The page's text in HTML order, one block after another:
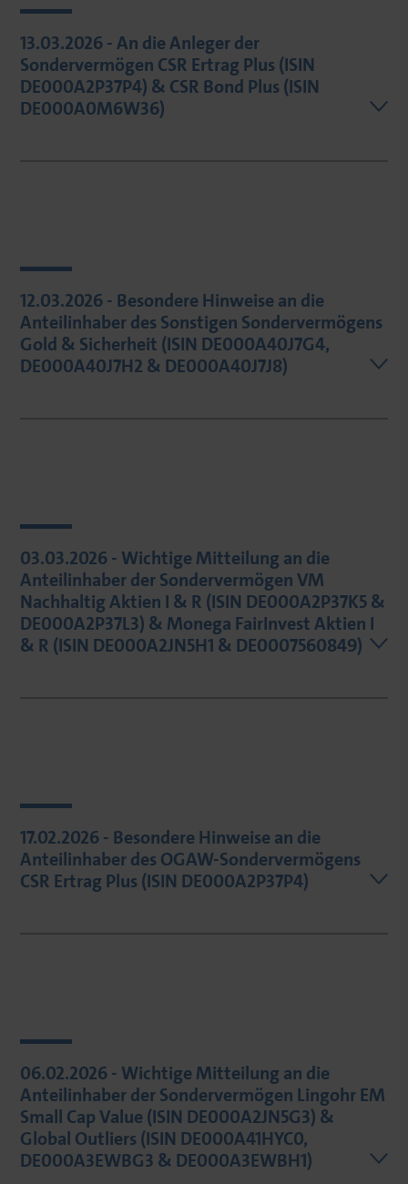
13.03.2026 - An die Anleger der
Sondervermögen CSR Ertrag Plus (ISIN
DE000A2P37P4) & CSR Bond Plus (ISIN
DE000A0M6W36)
12.03.2026 - Besondere Hinweise an die
Anteilinhaber des Sonstigen Sondervermögens
Gold & Sicherheit (ISIN DE000A40J7G4,
DE000A40J7H2 & DE000A40J7J8)
03.03.2026 - Wichtige Mitteilung an die
Anteilinhaber der Sondervermögen VM
Nachhaltig Aktien I & R (ISIN DE000A2P37K5 &
DE000A2P37L3) & Monega FairInvest Aktien I
& R (ISIN DE000A2JN5H1 & DE0007560849)
17.02.2026 - Besondere Hinweise an die
Anteilinhaber des OGAW-Sondervermögens
CSR Ertrag Plus (ISIN DE000A2P37P4)
06.02.2026 - Wichtige Mitteilung an die
Anteilinhaber der Sondervermögen Lingohr EM
Small Cap Value (ISIN DE000A2JN5G3) &
Global Outliers (ISIN DE000A41HYC0,
DE000A3EWBG3 & DE000A3EWBH1)